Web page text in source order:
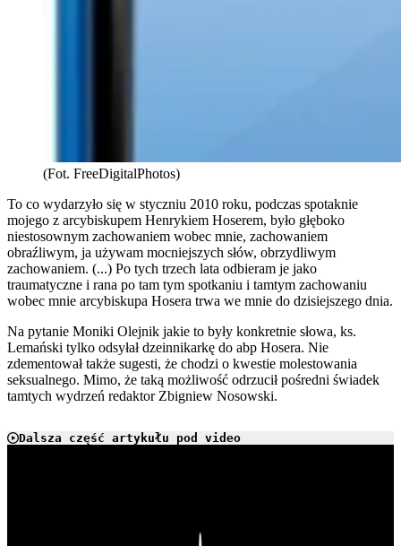
(Fot. FreeDigitalPhotos)
To co wydarzyło się w styczniu 2010 roku, podczas spotaknie
mojego z arcybiskupem Henrykiem Hoserem, było głęboko
niestosownym zachowaniem wobec mnie, zachowaniem
obraźliwym, ja używam mocniejszych słów, obrzydliwym
zachowaniem. (...) Po tych trzech lata odbieram je jako
traumatyczne i rana po tam tym spotkaniu i tamtym zachowaniu
wobec mnie arcybiskupa Hosera trwa we mnie do dzisiejszego dnia.
Na pytanie Moniki Olejnik jakie to były konkretnie słowa, ks.
Lemański tylko odsyłał dzeinnikarkę do abp Hosera. Nie
zdementował także sugesti, że chodzi o kwestie molestowania
seksualnego. Mimo, że taką możliwość odrzucił pośredni świadek
tamtych wydrzeń redaktor Zbigniew Nosowski.
Dalsza część artykułu pod video